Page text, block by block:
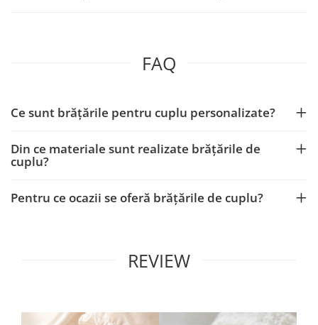
FAQ
Ce sunt brățările pentru cuplu personalizate?
Din ce materiale sunt realizate brățările de
cuplu?
Pentru ce ocazii se oferă brățările de cuplu?
REVIEW